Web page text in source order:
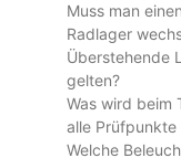
Muss man
Radlager
Überstehende
gelten?
Was wird beim
alle Prüfpunkte
Welche